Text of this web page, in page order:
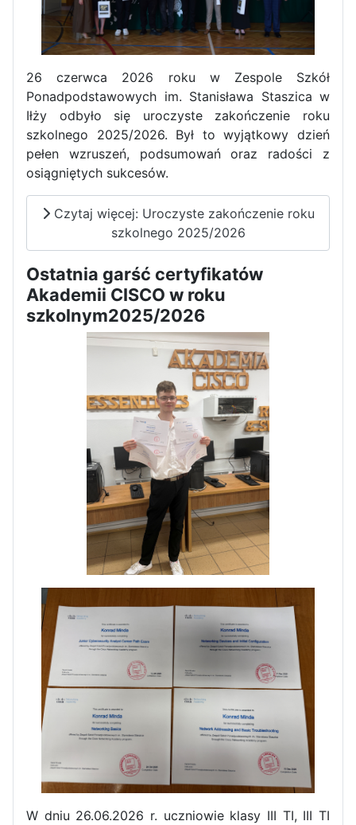
Zawody Sportowo – Obronne
klas OPW
uchwalenia Konstytucji 3 Maja
Dni Otwarte w „Staszicu” za
Informatycy zapraszają do
Staszica w Iłży!
Zakończenie roku maturzystów
26 czerwca 2026 roku w Zespole Szkół
Ponadpodstawowych im. Stanisława Staszica w
Iłży odbyło się uroczyste zakończenie roku
szkolnego 2025/2026. Był to wyjątkowy dzień
pełen wzruszeń, podsumowań oraz radości z
osiągniętych sukcesów.
Czytaj więcej: Uroczyste zakończenie roku
szkolnego 2025/2026
Ostatnia garść certyfikatów
Akademii CISCO w roku
szkolnym2025/2026
W dniu 26.06.2026 r. uczniowie klasy III TI, III TI